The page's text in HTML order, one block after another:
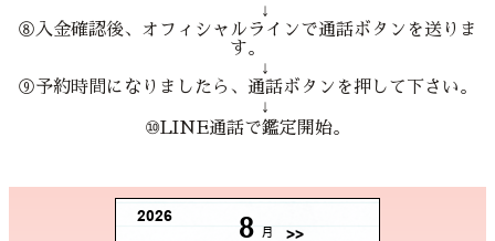
↓
⑧入金確認後、オフィシャルラインで通話ボタンを送りま
す。
↓
⑨予約時間になりましたら、通話ボタンを押して下さい。
↓
⑩LINE通話で鑑定開始。